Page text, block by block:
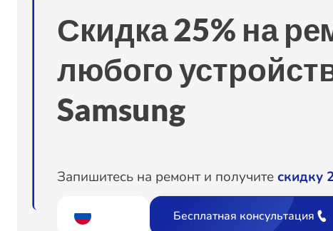
Замена контроллера питания (мультиконтроллера)
Замена блока питания
Комплексная чистка
Замена шлейфа матрицы
Скидка 25% на
любого
Samsung
Запишитесь на ремонт и получитескидку
Бесплатная консультация